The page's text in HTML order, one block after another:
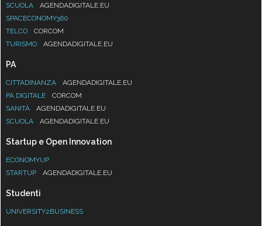
SCUOLA
AGENDADIGITALE.EU
SPACECONOMY360
TELCO
CORCOM
TURISMO
AGENDADIGITALE.EU
PA
CITTADINANZA
AGENDADIGITALE.EU
PA DIGITALE
CORCOM
SANITÀ
AGENDADIGITALE.EU
SCUOLA
AGENDADIGITALE.EU
Startup e Open Innovation
ECONOMYUP
STARTUP
AGENDADIGITALE.EU
Studenti
UNIVERSITY2BUSINESS